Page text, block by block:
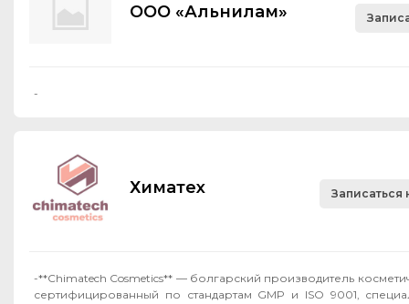
ООО «Альнилам»
-
Химатех Записаться
-**Chimatech Cosmetics** — болгарский производитель
сертифицированный по стандартам GMP и ISO 9001,